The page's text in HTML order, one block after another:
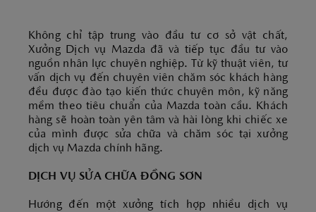
Không chỉ tập trung vào đầu tư cơ sở vật chất,
Xưởng Dịch vụ Mazda đã và tiếp tục đầu tư vào
nguồn nhân lực chuyên nghiệp. Từ kỹ thuật viên, tư
vấn dịch vụ đến chuyên viên chăm sóc khách hàng
đều được đào tạo kiến thức chuyên môn, kỹ năng
mềm theo tiêu chuẩn của Mazda toàn cầu. Khách
hàng sẽ hoàn toàn yên tâm và hài lòng khi chiếc xe
của mình được sửa chữa và chăm sóc tại xưởng
dịch vụ Mazda chính hãng.
DỊCH VỤ SỬA CHỮA ĐỒNG SƠN
Hướng đến một xưởng tích hợp nhiều dịch vụ